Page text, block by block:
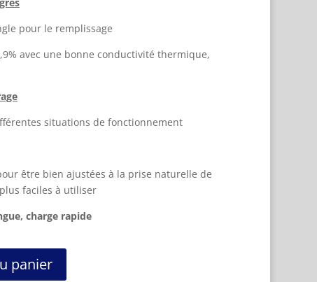
pour le remplissage
avec une bonne conductivité thermique,
situations de fonctionnement
être bien ajustées à la prise naturelle de
faciles à utiliser
charge rapide
panier